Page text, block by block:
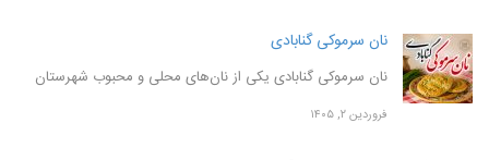
نان سرموکی گنابادی
نان سرموکی گنابادی یکی از نان‌های محلی و محبوب شهرستان
فروردین ۲, ۱۴۰۵